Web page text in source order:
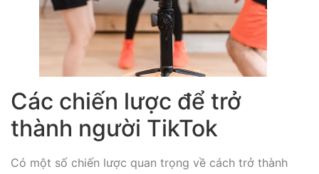
Các chiến lược để trở
thành người TikTok
Có một số chiến lược quan trọng về cách trở thành